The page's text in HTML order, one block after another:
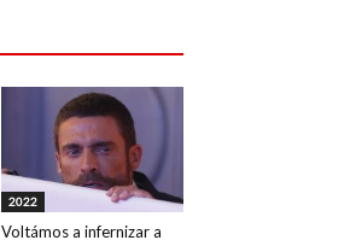
2022
Voltámos a infernizar a